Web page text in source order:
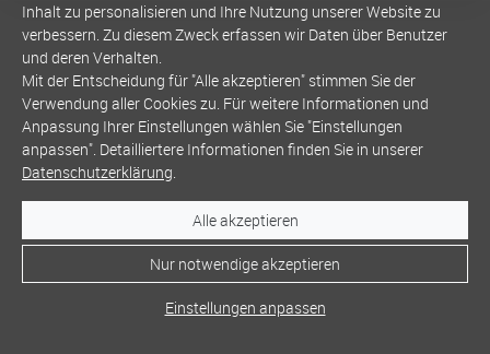
Inhalt zu personalisieren und Ihre Nutzung unserer Website zu
verbessern. Zu diesem Zweck erfassen wir Daten über Benutzer
und deren Verhalten.
Mit der Entscheidung für "Alle akzeptieren" stimmen Sie der
Verwendung aller Cookies zu. Für weitere Informationen und
Anpassung Ihrer Einstellungen wählen Sie "Einstellungen
anpassen". Detailliertere Informationen finden Sie in unserer
Datenschutzerklärung.
Alle akzeptieren
Nur notwendige akzeptieren
Einstellungen anpassen